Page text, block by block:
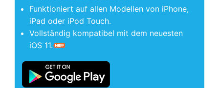
Funktioniert auf allen Modellen von iPhone,
iPad oder iPod Touch.
Vollständig kompatibel mit dem neuesten
iOS 11.